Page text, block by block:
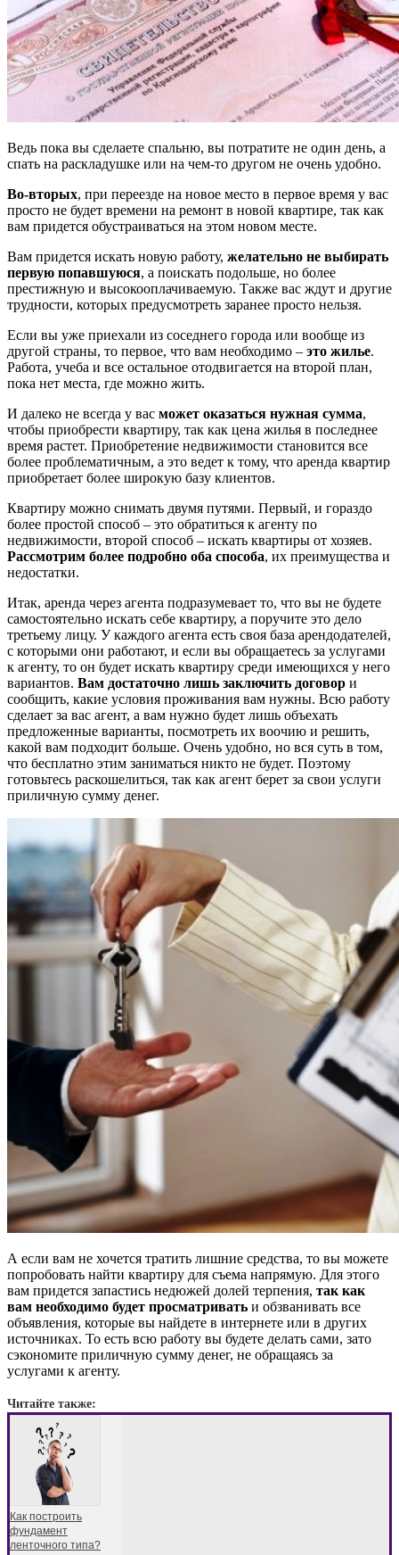
Ведь пока вы сделаете спальню, вы потратите не один день, а
спать на раскладушке или на чем-то другом не очень удобно.
Во-вторых, при переезде на новое место в первое время у вас
просто не будет времени на ремонт в новой квартире, так как
вам придется обустраиваться на этом новом месте.
Вам придется искать новую работу, желательно не выбирать
первую попавшуюся, а поискать подольше, но более
престижную и высокооплачиваемую. Также вас ждут и другие
трудности, которых предусмотреть заранее просто нельзя.
Если вы уже приехали из соседнего города или вообще из
другой страны, то первое, что вам необходимо – это жилье.
Работа, учеба и все остальное отодвигается на второй план,
пока нет места, где можно жить.
И далеко не всегда у вас может оказаться нужная сумма,
чтобы приобрести квартиру, так как цена жилья в последнее
время растет. Приобретение недвижимости становится все
более проблематичным, а это ведет к тому, что аренда квартир
приобретает более широкую базу клиентов.
Квартиру можно снимать двумя путями. Первый, и гораздо
более простой способ – это обратиться к агенту по
недвижимости, второй способ – искать квартиры от хозяев.
Рассмотрим более подробно оба способа, их преимущества и
недостатки.
Итак, аренда через агента подразумевает то, что вы не будете
самостоятельно искать себе квартиру, а поручите это дело
третьему лицу. У каждого агента есть своя база арендодателей,
с которыми они работают, и если вы обращаетесь за услугами
к агенту, то он будет искать квартиру среди имеющихся у него
вариантов. Вам достаточно лишь заключить договор и
сообщить, какие условия проживания вам нужны. Всю работу
сделает за вас агент, а вам нужно будет лишь объехать
предложенные варианты, посмотреть их воочию и решить,
какой вам подходит больше. Очень удобно, но вся суть в том,
что бесплатно этим заниматься никто не будет. Поэтому
готовьтесь раскошелиться, так как агент берет за свои услуги
приличную сумму денег.
А если вам не хочется тратить лишние средства, то вы можете
попробовать найти квартиру для съема напрямую. Для этого
вам придется запастись недюжей долей терпения, так как
вам необходимо будет просматривать и обзванивать все
объявления, которые вы найдете в интернете или в других
источниках. То есть всю работу вы будете делать сами, зато
сэкономите приличную сумму денег, не обращаясь за
услугами к агенту.
Читайте также:
Как построить
фундамент
ленточного типа?